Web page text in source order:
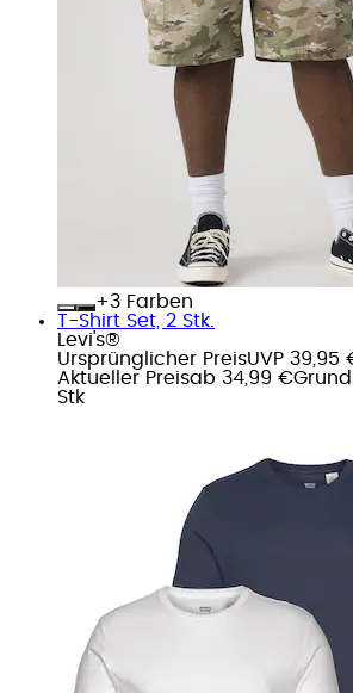
+
Farben
T-Shirt Set, 2 Stk.
Levi's®
Ursprünglicher PreisUVP 39,95
Aktueller Preisab 34,99 €
Stk